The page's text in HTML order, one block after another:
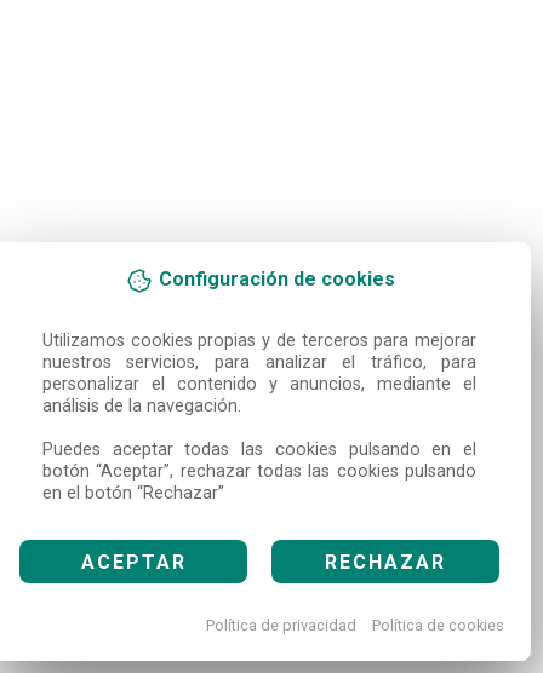
Configuración de cookies
Utilizamos cookies propias y de terceros para mejorar
nuestros servicios, para analizar el tráfico, para
personalizar el contenido y anuncios, mediante el
análisis de la navegación.
Puedes aceptar todas las cookies pulsando en el
botón “Aceptar”, rechazar todas las cookies pulsando
en el botón “Rechazar”
ACEPTAR RECHAZAR
Política de privacidad Política de cookies